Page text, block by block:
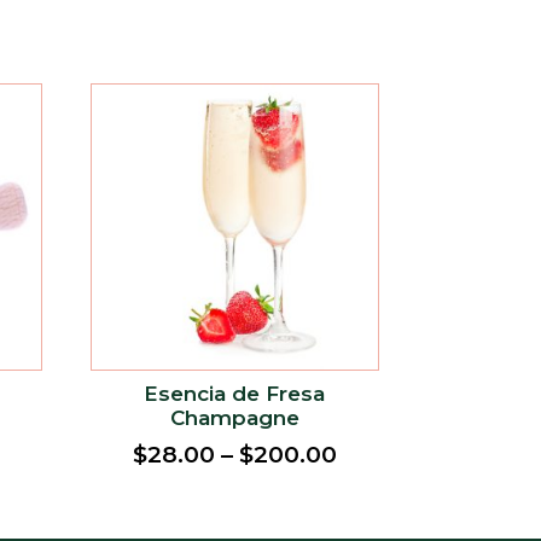
Esencia de Fresa
Champagne
$28.00 – $200.00